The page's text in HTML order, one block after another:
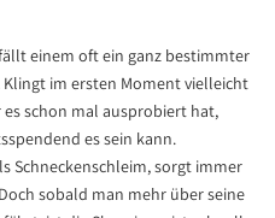
einem oft ein ganz bestimmter
im ersten Moment vielleicht
schon mal ausprobiert hat,
es sein kann.
Schneckenschleim, sorgt immer
sobald man mehr über seine